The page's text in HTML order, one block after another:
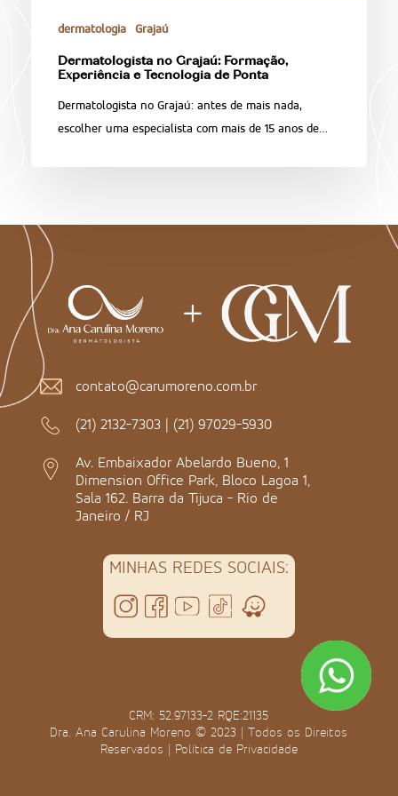
dermatologia Grajaú
Dermatologista no Grajaú: Formação,
Experiência e Tecnologia de Ponta
Dermatologista no Grajaú: antes de mais nada,
escolher uma especialista com mais de 15 anos de…
contato@carumoreno.com.br
(21) 2132-7303 | (21) 97029-5930
Av. Embaixador Abelardo Bueno, 1
Dimension Office Park, Bloco Lagoa 1,
Sala 162. Barra da Tijuca - Rio de
Janeiro / RJ
MINHAS REDES SOCIAIS:
CRM: 52.97133-2 RQE:21135
Dra. Ana Carulina Moreno © 2023 | Todos os Direitos
Reservados | Política de Privacidade